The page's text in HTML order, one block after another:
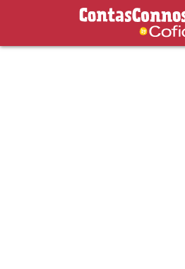
Contas Connosco by Cofidis